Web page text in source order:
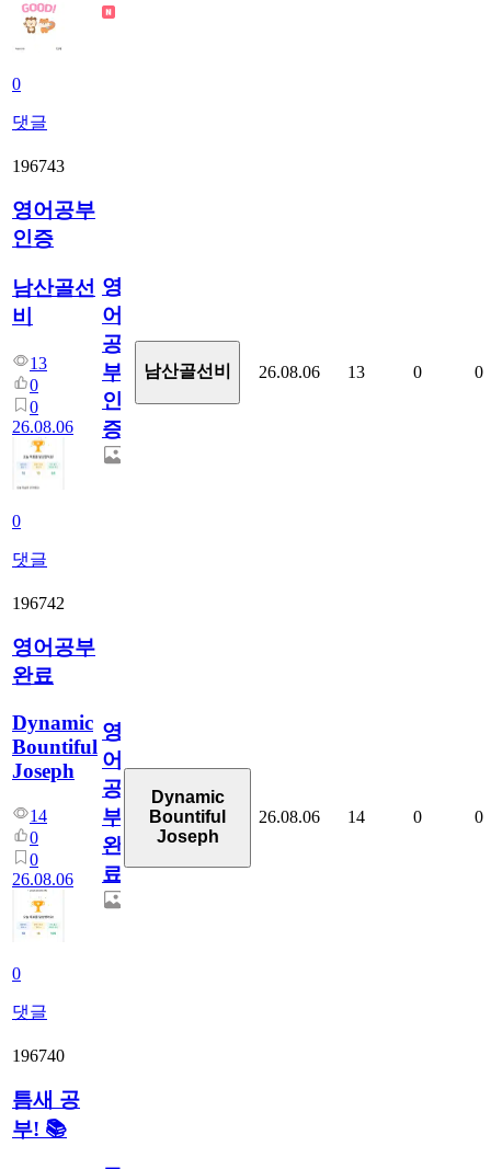
0
댓글
196743
영어공부
인증
남산골선
비
13
0
0
26.08.06
0
댓글
영
어
공
부
인
증
남산골선비 26.08.06 13 0 0
196742
영어공부
완료
Dynamic
Bountiful
Joseph
14
0
0
26.08.06
0
댓글
영
어
공
부
완
료
Dynamic
Bountiful
Joseph
26.08.06 14 0 0
196740
틈새 공
부! 📚